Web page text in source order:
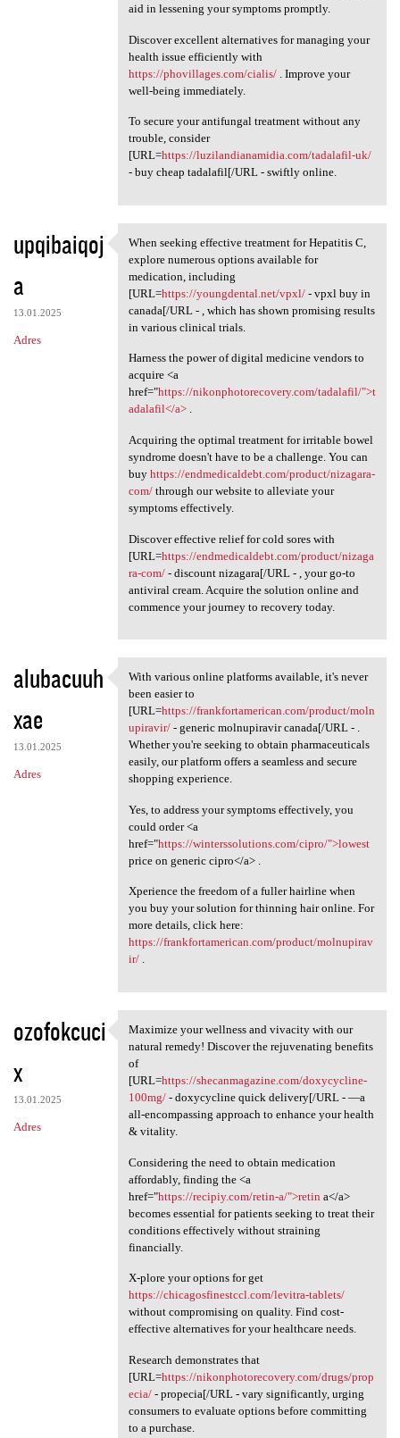
aid in lessening your symptoms promptly.
Discover excellent alternatives for managing your
health issue efficiently with
https://phovillages.com/cialis/. Improve your
well-being immediately.
To secure your antifungal treatment without any
trouble, consider
[URL=https://luzilandianamidia.com/tadalafil-uk/
- buy cheap tadalafil[/URL - swiftly online.
upqibaiqoj
a
13.01.2025
Adres
When seeking effective
When seeking effective treatment for Hepatitis C,
explore numerous options available for
medication, including
[URL=https://youngdental.net/vpxl/- vpxl buy in
canada[/URL - , which has shown promising results
in various clinical trials.
Harness the power of digital medicine vendors to
acquire <a
href="https://nikonphotorecovery.com/tadalafil/">t
adalafil</a>.
Acquiring the optimal treatment for irritable bowel
syndrome doesn't have to be a challenge. You can
buy https://endmedicaldebt.com/product/nizagara-
com/through our website to alleviate your
symptoms effectively.
Discover effective relief for cold sores with
[URL=https://endmedicaldebt.com/product/nizaga
ra-com/- discount nizagara[/URL - , your go-to
antiviral cream. Acquire the solution online and
commence your journey to recovery today.
alubacuuh
xae
13.01.2025
Adres
With various online platforms
With various online platforms available, it's never
been easier to
[URL=https://frankfortamerican.com/product/moln
upiravir/- generic molnupiravir canada[/URL - .
Whether you're seeking to obtain pharmaceuticals
easily, our platform offers a seamless and secure
shopping experience.
Yes, to address your symptoms effectively, you
could order <a
href="https://winterssolutions.com/cipro/">lowest
price on generic cipro</a> .
Xperience the freedom of a fuller hairline when
you buy your solution for thinning hair online. For
more details, click here:
https://frankfortamerican.com/product/molnupirav
ir/.
ozofokcuci
x
13.01.2025
Adres
Maximize your wellness and
Maximize your wellness and vivacity with our
natural remedy! Discover the rejuvenating benefits
of
[URL=https://shecanmagazine.com/doxycycline-
100mg/- doxycycline quick delivery[/URL - —a
all-encompassing approach to enhance your health
& vitality.
Considering the need to obtain medication
affordably, finding the <a
href="https://recipiy.com/retin-a/">retin a</a>
becomes essential for patients seeking to treat their
conditions effectively without straining
financially.
X-plore your options for get
https://chicagosfinestccl.com/levitra-tablets/
without compromising on quality. Find cost-
effective alternatives for your healthcare needs.
Research demonstrates that
[URL=https://nikonphotorecovery.com/drugs/prop
ecia/- propecia[/URL - vary significantly, urging
consumers to evaluate options before committing
to a purchase.